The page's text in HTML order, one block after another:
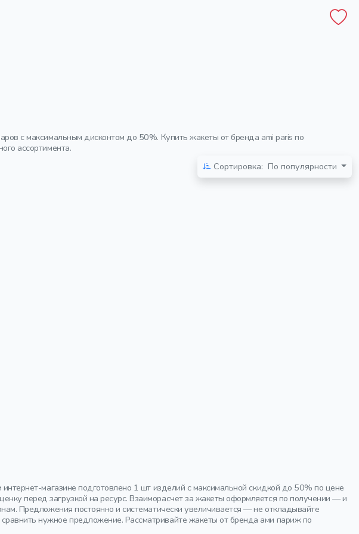
с максимальным дисконтом до 50%. Купить жакеты от бренда ami paris по
ассортимента.
Сортировка: По популярности
магазине подготовлено 1 шт изделий с максимальной скидкой до 50% по цене
перед загрузкой на ресурс. Взаиморасчет за жакеты оформляется по получении — и
Предложения постоянно и систематически увеличивается — не откладывайте
нужное предложение. Рассматривайте жакеты от бренда ами париж по